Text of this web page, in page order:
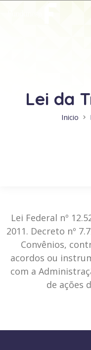
Lei da
Inicio
Lei Federal nº
2011. Decreto nº
Convênios,
acordos ou
com a
de ações